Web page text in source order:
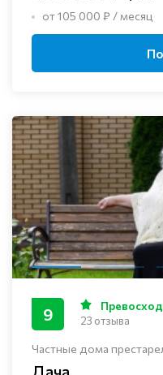
от 105 000 ₽ / месяц
Частные дома
Дача
9 23 отзыва